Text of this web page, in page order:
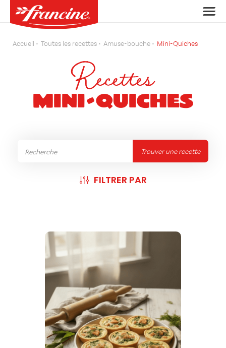
Accueil Toutes les recettes Amuse-bouche Mini-Quiches
Recettes
Mini-Quiches
Trouver une recette
FILTRER PAR